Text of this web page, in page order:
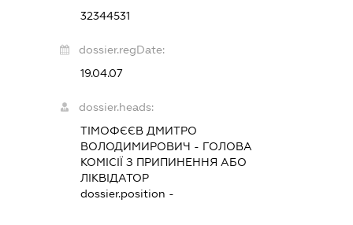
32344531
dossier.regDate:
19.04.07
dossier.heads:
ТІМОФЄЄВ ДМИТРО
ВОЛОДИМИРОВИЧ - ГОЛОВА
КОМІСІЇ З ПРИПИНЕННЯ АБО
ЛІКВІДАТОР
dossier.position -